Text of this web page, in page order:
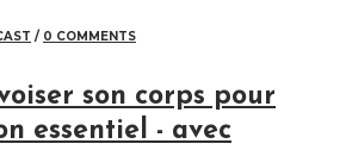
/ 0 COMMENTS
son corps pour
essentiel - avec